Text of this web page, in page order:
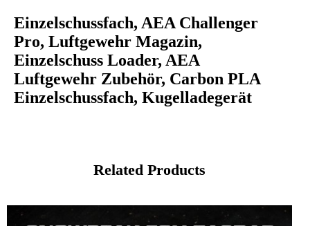
Einzelschussfach, AEA Challenger
Pro, Luftgewehr Magazin,
Einzelschuss Loader, AEA
Luftgewehr Zubehör, Carbon PLA
Einzelschussfach, Kugelladegerät
Related Products